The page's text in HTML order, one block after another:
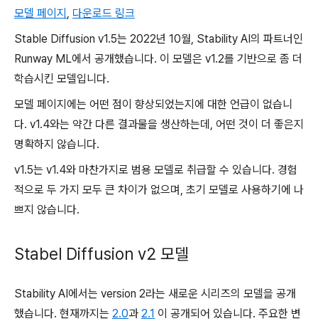
모델 페이지 , 다운로드 링크
Stable Diffusion v1.5는 2022년 10월, Stability AI의 파트너인
Runway ML에서 공개했습니다. 이 모델은 v1.2를 기반으로 좀 더
학습시킨 모델입니다.
모델 페이지에는 어떤 점이 향상되었는지에 대한 언급이 없습니
다. v1.4와는 약간 다른 결과물을 생산하는데, 어떤 것이 더 좋은지
명확하지 않습니다.
v1.5는 v1.4와 마찬가지로 범용 모델로 취급할 수 있습니다. 경험
적으로 두 가지 모두 큰 차이가 없으며, 초기 모델로 사용하기에 나
쁘지 않습니다.
Stabel Diffusion v2 모델
Stability AI에서는 version 2라는 새로운 시리즈의 모델을 공개
했습니다. 현재까지는 2.0과 2.1 이 공개되어 있습니다. 주요한 변